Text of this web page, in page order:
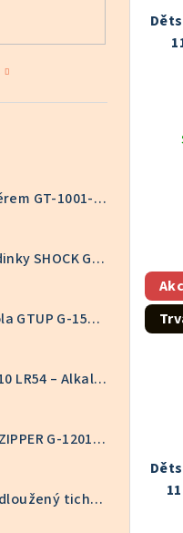
Hodinky s 3D krokoměrem GT-1001-BSkladem v
Pánské sportovní hodinky SHOCK GT-1050B
Mapový kompas buzola GTUP G-1551
Skladem v
Vinnic G10 LR1130 AG10 LR54 – Alkalická knoflíková baterie 1.5V
GTUP Kompas na zip ZIPPER G-12011Skladem v ČR
Hodinový strojek prodloužený tichý 16/22 mm 6168S